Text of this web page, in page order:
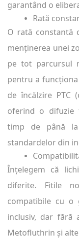
garantând o
Rată
O rată constantă
menținerea unei
pe tot parcursul
pentru a
de încălzire PTC
oferind o difuzie
timp de până
standardelor din
Înțelegem că
diferite. Fitile
compatibile cu o
inclusiv, dar fără
Metofluthrin și